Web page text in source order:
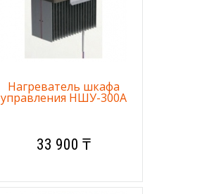
Нагреватель шкафа
управления НШУ-300А
33 900 ₸